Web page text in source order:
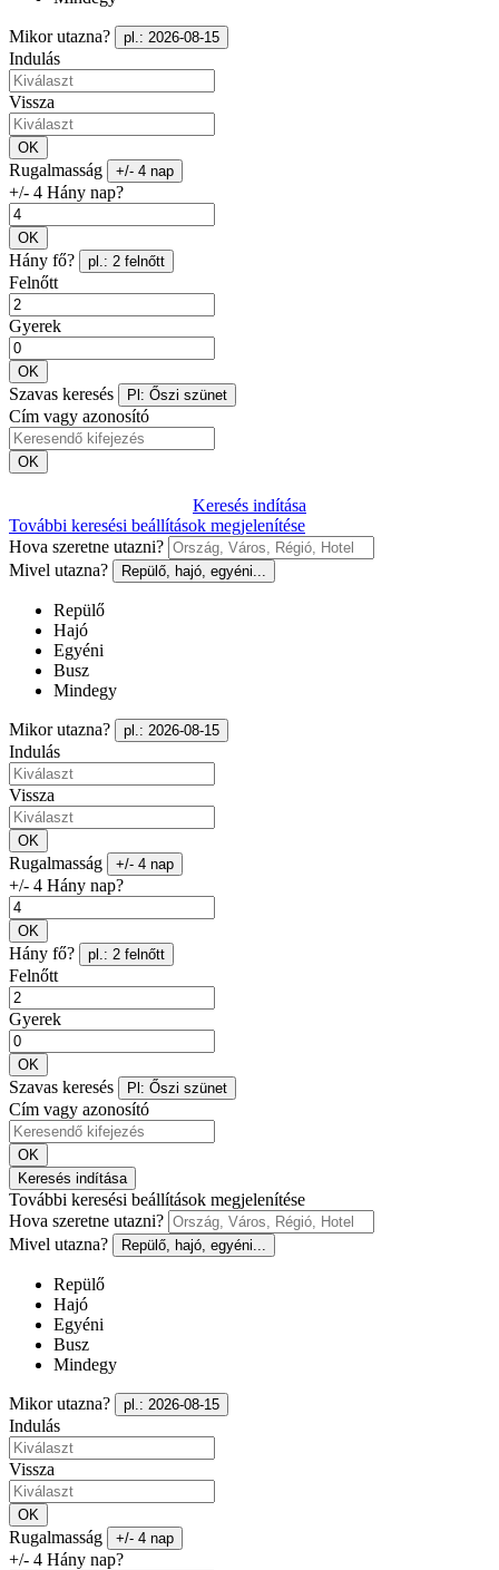
Mikor utazna? pl.: 2026-08-15
Indulás
Vissza
OK
Rugalmasság +/- 4 nap
+/- 4 Hány nap?
OK
Hány fő? pl.: 2 felnőtt
Felnőtt
Gyerek
OK
Szavas keresés Pl: Őszi szünet
Cím vagy azonosító
OK
Keresés indítása
További keresési beállítások megjelenítése
Hova szeretne utazni?
Mivel utazna?
Repülő, hajó, egyéni...
Repülő
Hajó
Egyéni
Busz
Mindegy
Mikor utazna? pl.: 2026-08-15
Indulás
Vissza
OK
Rugalmasság +/- 4 nap
+/- 4 Hány nap?
OK
Hány fő? pl.: 2 felnőtt
Felnőtt
Gyerek
OK
Szavas keresés Pl: Őszi szünet
Cím vagy azonosító
OK
Keresés indítása
További keresési beállítások megjelenítése
Hova szeretne utazni?
Mivel utazna?
Repülő, hajó, egyéni...
Repülő
Hajó
Egyéni
Busz
Mindegy
Mikor utazna? pl.: 2026-08-15
Indulás
Vissza
OK
Rugalmasság +/- 4 nap
+/- 4 Hány nap?